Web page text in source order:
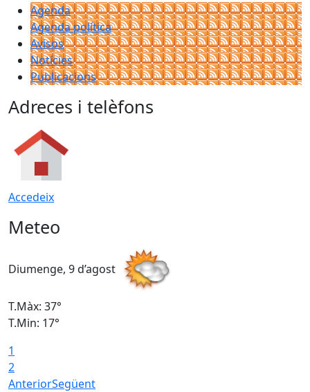
Agenda
Agenda política
Avisos
Notícies
Publicacions
Adreces i telèfons
Accedeix
Meteo
Diumenge, 9 d’agost
T.Màx: 37°
T.Min: 17°
1
2
AnteriorSegüent